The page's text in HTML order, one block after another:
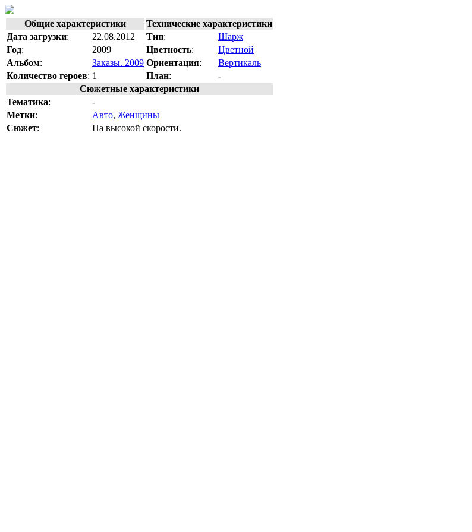
Общие характеристики
Технические характеристики
Дата загрузки: 22.08.2012 Тип:
Шарж
Год: 2009 Цветность:
Цветной
Альбом: Заказы. 2009 Ориентация:
Вертикаль
Количество героев: 1 План:
-
Сюжетные характеристики
Тематика:
-
Метки: Авто, Женщины
Сюжет: На высокой скорости.